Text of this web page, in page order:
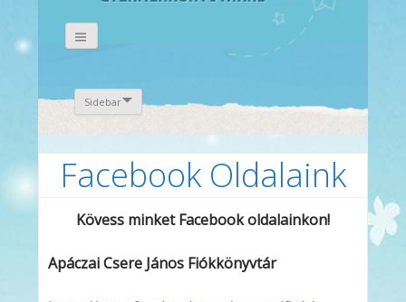
Sidebar
Facebook Oldalaink
Kövess minket Facebook oldalainkon!
Apáczai Csere János Fiókkönyvtár